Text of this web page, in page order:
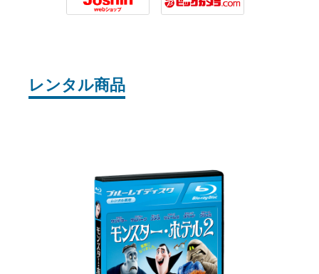
Joshin Biccamera
レンタル商品